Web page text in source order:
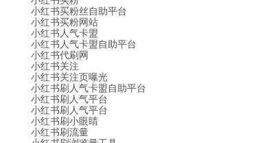
小红书买粉丝自助平台
小红书买粉网站
小红书人气卡盟
小红书人气卡盟自助平台
小红书代刷网
小红书关注
小红书关注页曝光
小红书刷人气卡盟自助平台
小红书刷人气平台
小红书刷人气平台
小红书刷小眼睛
小红书刷流量